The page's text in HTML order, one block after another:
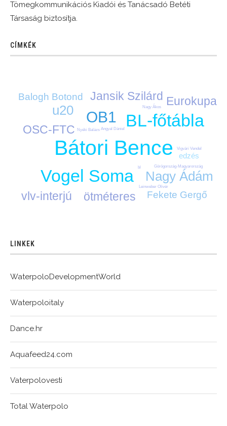
Társaság biztosítja.
CÍMKÉK
Bátori Bence
BL-főtábla
Vogel Soma
OB1
Nagy Ádám
u20
Eurokupa
Jansik Szilárd
OSC-FTC
vlv-interjú ötméteres
Balogh Botond
Fekete Gergő
edzés
Leinweber Olivér
Nagy Ákos
LINKEK
WaterpoloDevelopmentWorld
Waterpoloitaly
Dance.hr
Aquafeed24.com
Vaterpolovesti
Total Waterpolo